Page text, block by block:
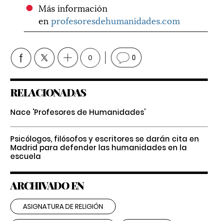
Más información
enprofesoresdehumanidades.com
0 0
RELACIONADAS
Nace 'Profesores de Humanidades'
Psicólogos, filósofos y escritores se darán cita en
Madrid para defender las humanidades en la
escuela
ARCHIVADO EN
ASIGNATURA DE RELIGIÓN